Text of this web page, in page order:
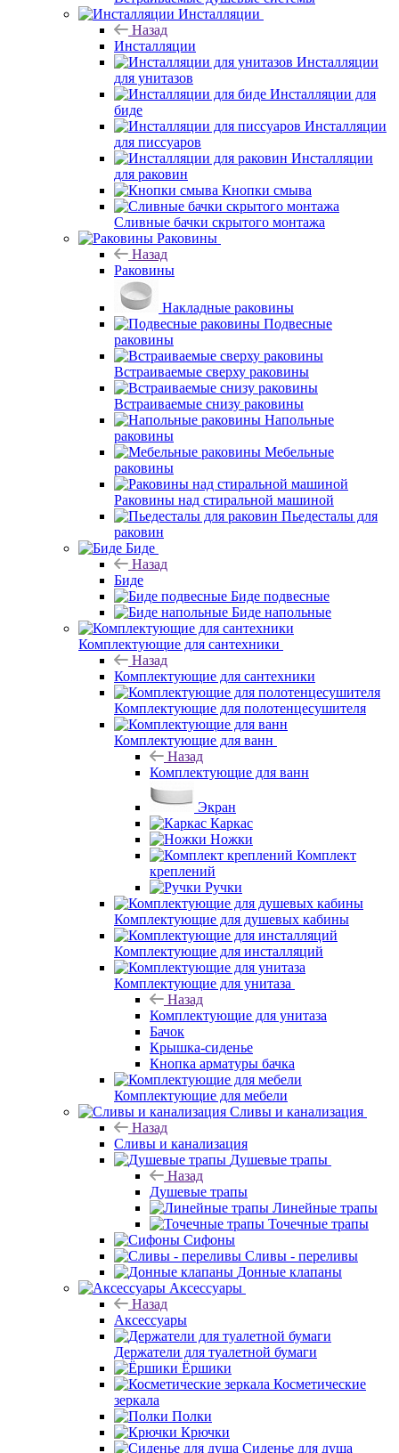
Инсталляции
Назад
Инсталляции
Инсталляции
для унитазов
Инсталляции для
биде
Инсталляции
для писсуаров
Инсталляции
для раковин
Кнопки смыва
Сливные бачки скрытого монтажа
Раковины
Назад
Раковины
Накладные раковины
Подвесные
раковины
Встраиваемые сверху раковины
Встраиваемые снизу раковины
Напольные
раковины
Мебельные
раковины
Раковины над стиральной машиной
Пьедесталы для
раковин
Биде
Назад
Биде
Биде подвесные
Биде напольные
Комплектующие для сантехники
Назад
Комплектующие для сантехники
Комплектующие для полотенцесушителя
Комплектующие для ванн
Назад
Комплектующие для ванн
Экран
Каркас
Ножки
Комплект
креплений
Ручки
Комплектующие для душевых кабины
Комплектующие для инсталляций
Комплектующие для унитаза
Назад
Комплектующие для унитаза
Бачок
Крышка-сиденье
Кнопка арматуры бачка
Комплектующие для мебели
Сливы и канализация
Назад
Сливы и канализация
Душевые трапы
Назад
Душевые трапы
Линейные трапы
Точечные трапы
Сифоны
Сливы - переливы
Донные клапаны
Аксессуары
Назад
Аксессуары
Держатели для туалетной бумаги
Ёршики
Косметические зеркала
Полки
Крючки
Сиденье для душа
Держатели для бумажных полотенец
Держатели для фена